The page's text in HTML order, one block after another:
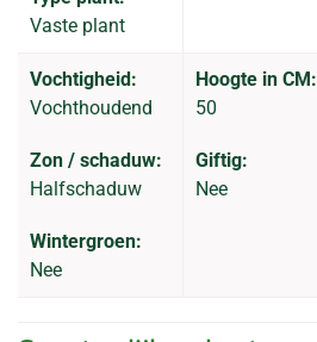
Vaste plant
Vochtigheid:
Vochthoudend
Zon / schaduw:
Halfschaduw
Wintergroen:
Nee
Hoogte in CM:
50
Giftig:
Nee